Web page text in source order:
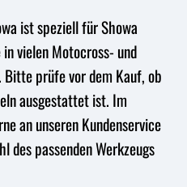
ist speziell für Showa
vielen Motocross- und
Bitte prüfe vor dem Kauf, ob
ausgestattet ist. Im
an unseren Kundenservice
des passenden Werkzeugs